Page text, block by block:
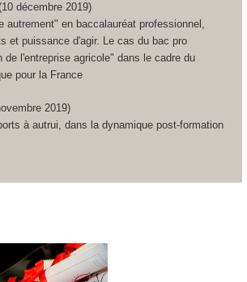
décembre 2019)
autrement" en baccalauréat professionnel,
et puissance d'agir. Le cas du bac pro
de l'entreprise agricole" dans le cadre du
pour la France
2019)
à autrui, dans la dynamique post-formation